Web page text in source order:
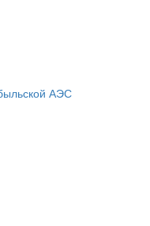
АЭС